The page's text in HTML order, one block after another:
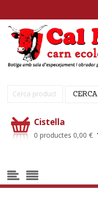
Cerca: CERCA
Cistella
0 productes 0,00 €